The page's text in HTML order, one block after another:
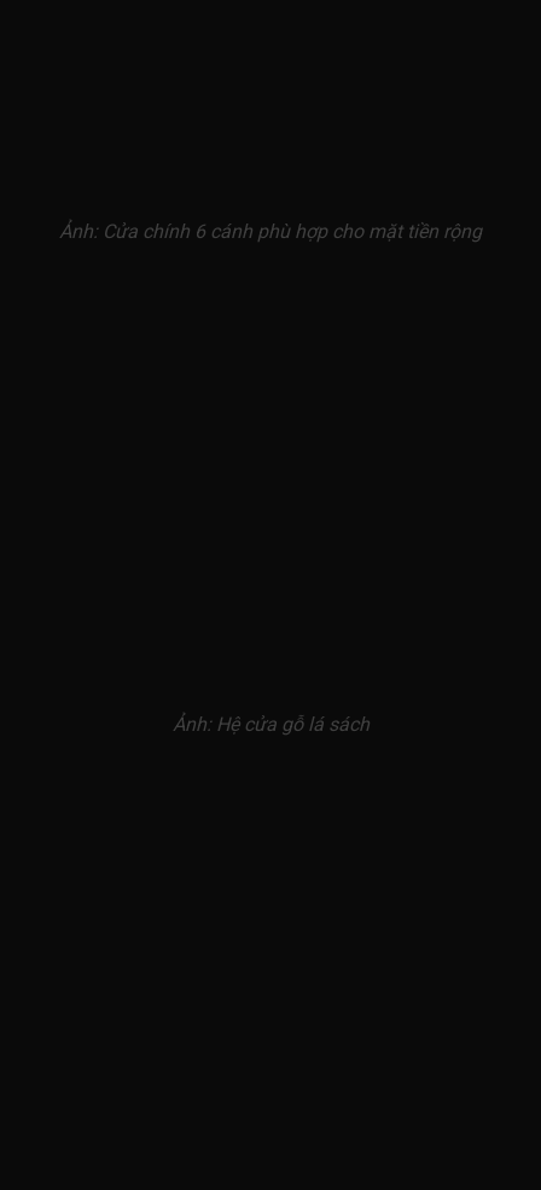
Ảnh: Cửa chính 6 cánh phù hợp cho mặt tiền rộng
Ảnh: Hệ cửa gỗ lá sách